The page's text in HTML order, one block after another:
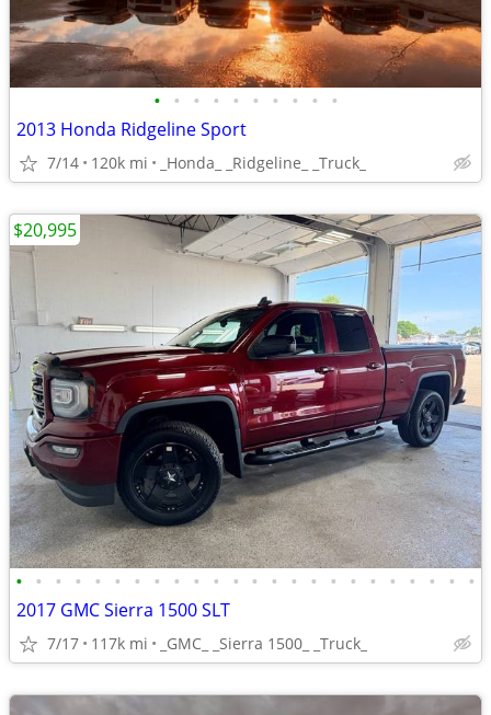
• • • • • • • • • •
2013 Honda Ridgeline Sport
7/14 120k mi _Honda_ _Ridgeline_ _Truck_
• • • • • • • • • • • • • • • • • • • • • • • •
2017 GMC Sierra 1500 SLT
7/17 117k mi _GMC_ _Sierra 1500_ _Truck_
$20,995